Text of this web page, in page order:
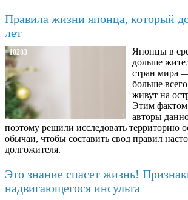
Правила жизни японца, который
лет
10283
Японцы в
дольше
стран мира
больше
живут на
Этим фактом
авторы
поэтому решили исследовать территорию
обычаи, чтобы составить свод правил
долгожителя.
Это знание спасет жизнь!
надвигающегося инсульта